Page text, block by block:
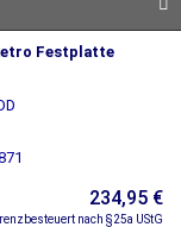
Festplatte
234,95 €
nach §25a UStG